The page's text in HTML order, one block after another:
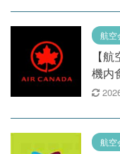
航空
【
機内
航空